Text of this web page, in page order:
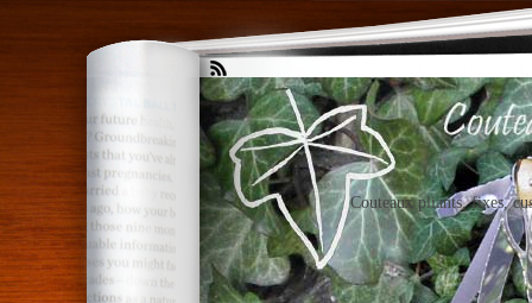
Couteaux pliants, fixes,